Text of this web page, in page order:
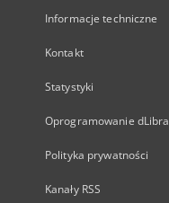
Informacje techniczne
Kontakt
Statystyki
Oprogramowanie dLibra
Polityka prywatności
Kanały RSS